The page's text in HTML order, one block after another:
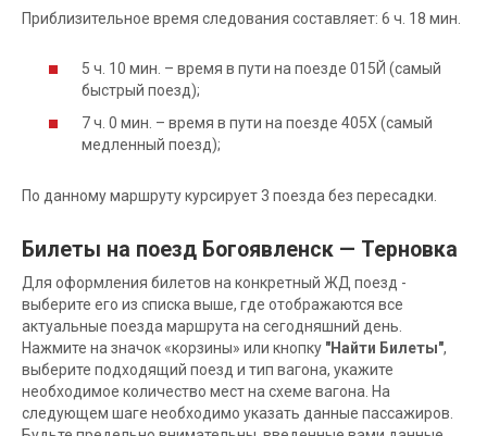
Приблизительное время следования составляет: 6 ч. 18 мин.
5 ч. 10 мин. – время в пути на поезде 015Й (самый
быстрый поезд);
7 ч. 0 мин. – время в пути на поезде 405Х (самый
медленный поезд);
По данному маршруту курсирует 3 поезда без пересадки.
Билеты на поезд Богоявленск — Терновка
Для оформления билетов на конкретный ЖД поезд -
выберите его из списка выше, где отображаются все
актуальные поезда маршрута на сегодняшний день.
Нажмите на значок «корзины» или кнопку "Найти Билеты",
выберите подходящий поезд и тип вагона, укажите
необходимое количество мест на схеме вагона. На
следующем шаге необходимо указать данные пассажиров.